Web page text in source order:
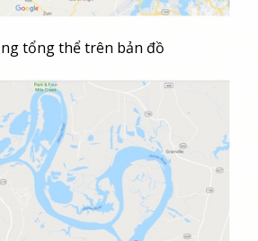
tổng thể trên bản đồ